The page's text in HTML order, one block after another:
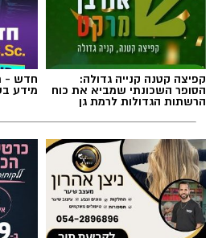
תגים:הצגות ילדים, אליסה
קפיצה קטנה קנייה גדולה:
הסופר השכונתי שמביא את כוח
הרשתות הגדולות לרמת גן
חדש -
מידע